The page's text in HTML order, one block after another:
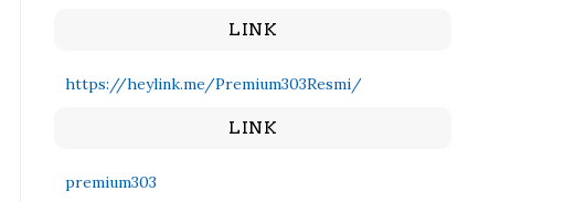
LINK
https://heylink.me/Premium303Resmi/
LINK
premium303